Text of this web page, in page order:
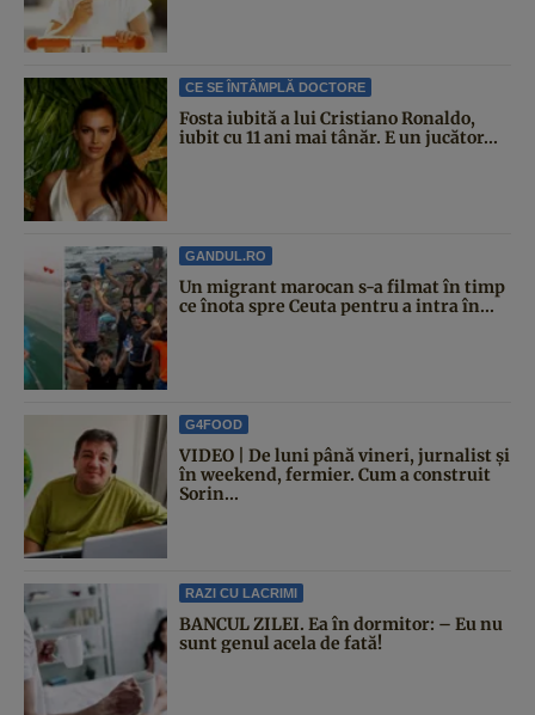
CE SE ÎNTÂMPLĂ DOCTORE
Fosta iubită a lui Cristiano Ronaldo,
iubit cu 11 ani mai tânăr. E un jucător...
GANDUL.RO
Un migrant marocan s-a filmat în timp
ce înota spre Ceuta pentru a intra în...
G4FOOD
VIDEO | De luni până vineri, jurnalist și
în weekend, fermier. Cum a construit
Sorin...
RAZI CU LACRIMI
BANCUL ZILEI. Ea în dormitor: – Eu nu
sunt genul acela de fată!